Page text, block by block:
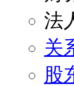
法
关
股